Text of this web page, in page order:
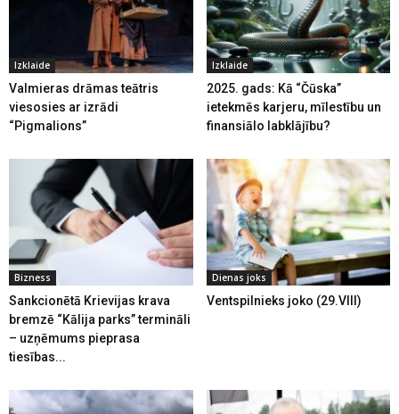
Izklaide
Valmieras drāmas teātris
viesosies ar izrādi
“Pigmalions”
Izklaide
2025. gads: Kā “Čūska”
ietekmēs karjeru, mīlestību un
finansiālo labklājību?
Bizness
Sankcionētā Krievijas krava
bremzē “Kālija parks” termināli
– uzņēmums pieprasa
tiesības...
Dienas joks
Ventspilnieks joko (29.VIII)